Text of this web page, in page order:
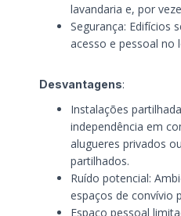
lavandaria e, por
Segurança: Edifícios
acesso e pessoal no
Desvantagens:
Instalações
independência em
alugueres privados
partilhados.
Ruído potencial:
espaços de convívio
Espaço pessoal